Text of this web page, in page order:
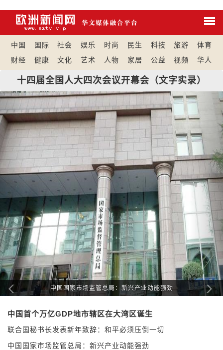
中国 国际 社会 娱乐 时尚 民生 科技 旅游
体育
财经
健康 文化 艺术 人物 家居 公益 视频 华人
十四届全国人大四次会议开幕会（文字实录）
朝鲜试射新型防空导弹 精确打击假想高空目标
Previous
中国首个万亿GDP地市辖区在大湾区诞生
联合国秘书长发表新年致辞：和平必须压倒一切
中国国家市场监管总局：新兴产业动能强劲